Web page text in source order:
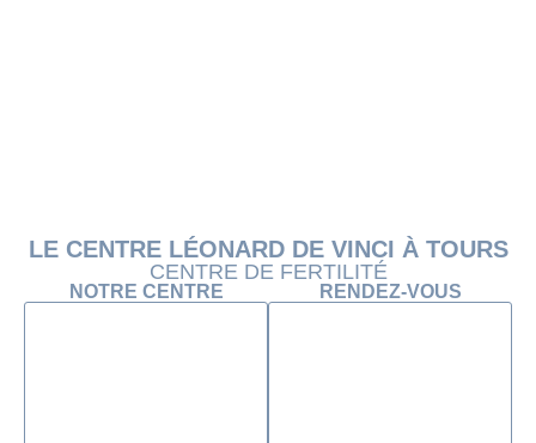
LE CENTRE LÉONARD DE VINCI À TOURS
CENTRE DE FERTILITÉ
NOTRE CENTRE RENDEZ-VOUS